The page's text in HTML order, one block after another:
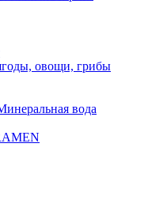
овощи, грибы
вода